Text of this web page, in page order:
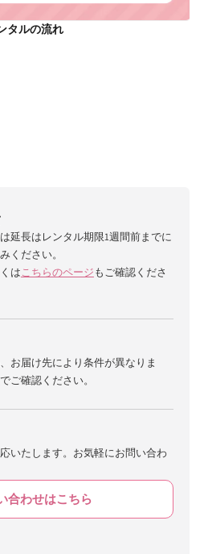
タルの流れ
延長はレンタル期限1週間前までに
ください。
はこちらのページもご確認くださ
お届け先により条件が異なりま
でご確認ください。
いたします。お気軽にお問い合わ
合わせはこちら